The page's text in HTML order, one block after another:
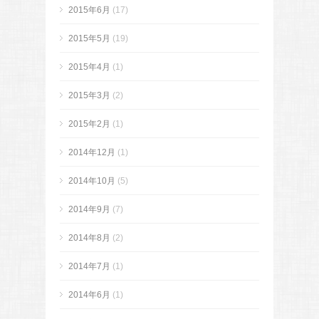
2015年6月 (17)
2015年5月 (19)
2015年4月 (1)
2015年3月 (2)
2015年2月 (1)
2014年12月 (1)
2014年10月 (5)
2014年9月 (7)
2014年8月 (2)
2014年7月 (1)
2014年6月 (1)